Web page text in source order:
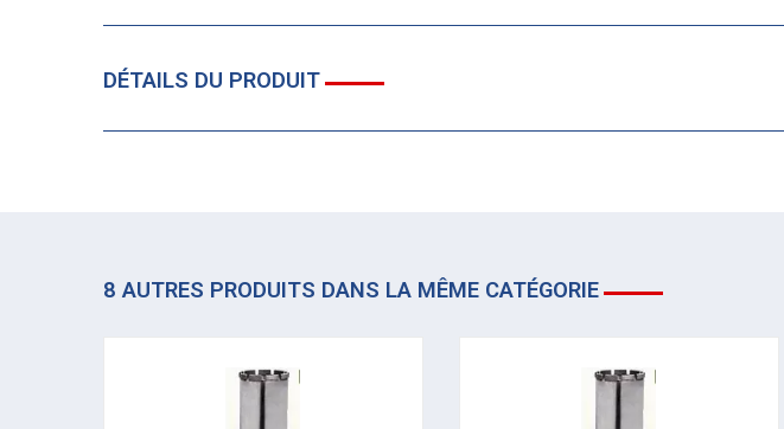
DÉTAILS DU PRODUIT
8 AUTRES PRODUITS DANS LA MÊME CATÉGORIE